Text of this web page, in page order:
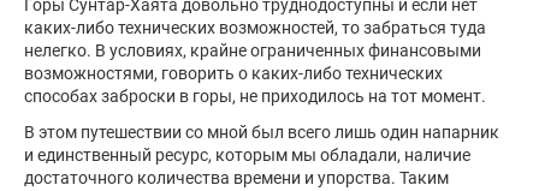
Горы Сунтар-Хаята довольно труднодоступны и если нет
каких-либо технических возможностей, то забраться туда
нелегко. В условиях, крайне ограниченных финансовыми
возможностями, говорить о каких-либо технических
способах заброски в горы, не приходилось на тот момент.
В этом путешествии со мной был всего лишь один напарник
и единственный ресурс, которым мы обладали, наличие
достаточного количества времени и упорства. Таким